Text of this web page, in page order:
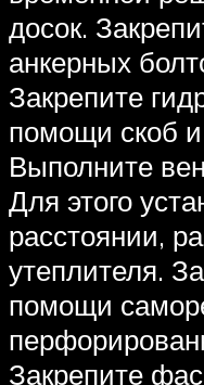
досок.
анкерных
Закрепите
помощи скоб и
Выполните
Для этого
расстоянии,
утеплителя.
помощи
Закрепите